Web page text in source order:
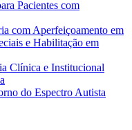
Pacientes com
com Aperfeiçoamento em
e Habilitação em
Clínica e Institucional
do Espectro Autista